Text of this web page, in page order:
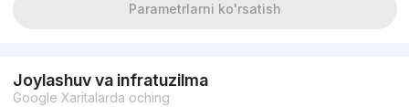
Parametrlarni ko'rsatish
Joylashuv va infratuzilma
Google Xaritalarda oching